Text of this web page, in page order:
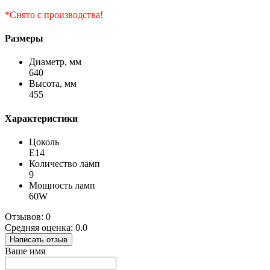
*Снято с производства!
Размеры
Диаметр, мм
640
Высота, мм
455
Характеристики
Цоколь
Е14
Количество ламп
9
Мощность ламп
60W
Отзывов: 0
Средняя оценка: 0.0
Написать отзыв
Ваше имя